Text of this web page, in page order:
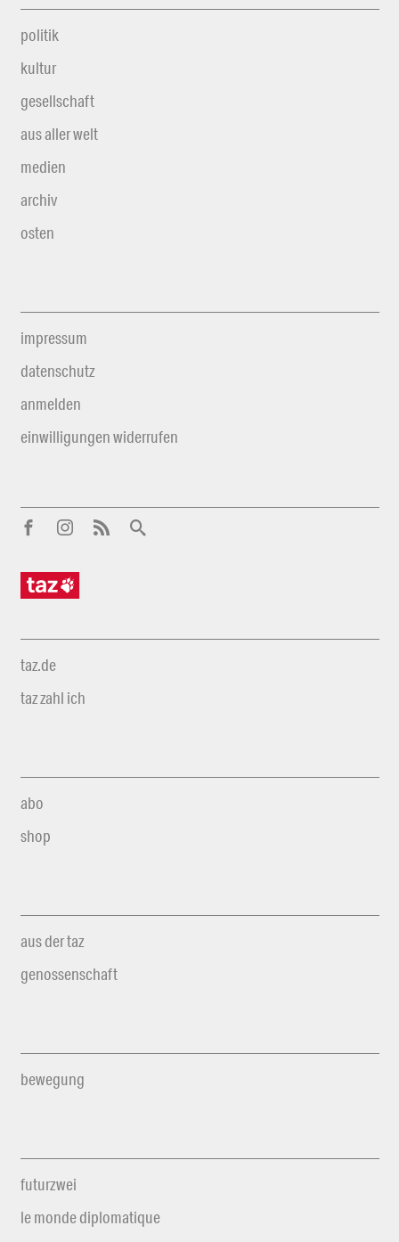
politik
kultur
gesellschaft
aus aller welt
medien
archiv
osten
impressum
datenschutz
anmelden
einwilligungen widerrufen
taz.de
taz zahl ich
abo
shop
aus der taz
genossenschaft
bewegung
futurzwei
le monde diplomatique